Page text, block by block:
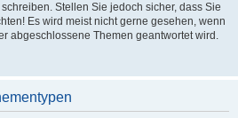
Stellen Sie jedoch sicher, dass Sie
Es wird meist nicht gerne gesehen, wenn
abgeschlossene Themen geantwortet wird.